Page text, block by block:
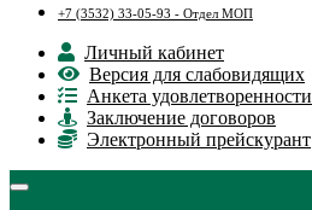
+7 (3532) 33-05-93 - Отдел МОП
Личный кабинет
Версия для слабовидящих
Анкета удовлетворенности
Заключение договоров
Электронный прейскурант